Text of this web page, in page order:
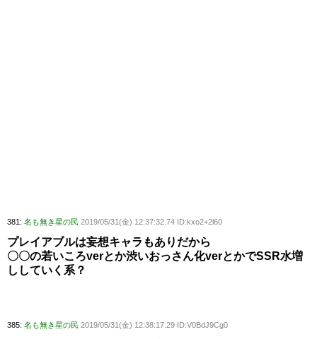
381: 名も無き星の民 2019/05/31(金) 12:37:32.74 ID:kxo2+2l60
プレイアブルは妄想キャラもありだから
〇〇の若いころverとか渋いおっさん化verとかでSSR水増
ししていく系？
385: 名も無き星の民 2019/05/31(金) 12:38:17.29 ID:V0BdJ9Cg0